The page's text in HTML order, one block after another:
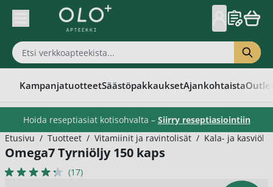
Skip to Content
KampanjatuotteetSäästöpakkauksetAjankohtaista
Hoida reseptiasiat kotisohvalta – Siirry reseptiasiointiin
Etusivu / Tuotteet / Vitamiinit ja ravintolisät / Kala- ja
Omega7 Tyrniöljy 150 kaps
(17)